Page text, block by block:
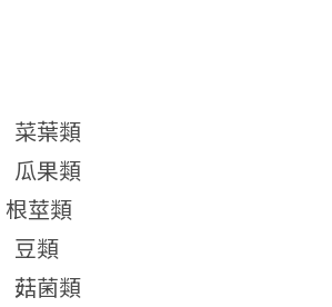
菜葉類
瓜果類
根莖類
豆類
菇菌類